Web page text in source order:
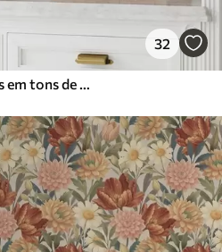
32
Versão com riscas repetidas em tons de cinzento-azul